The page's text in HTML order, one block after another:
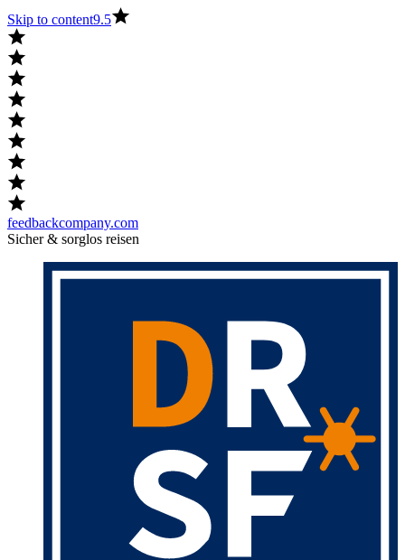
Skip to content9.5
feedbackcompany.com
Sicher & sorglos reisen